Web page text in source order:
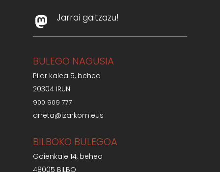
Jarrai gaitzazu!
BULEGO NAGUSIA
Pilar kalea 5, behea
20304 IRUN
900 909 777
arreta@izarkom.eus
BILBOKO BULEGOA
Goienkale 14, behea
48005 BILBO